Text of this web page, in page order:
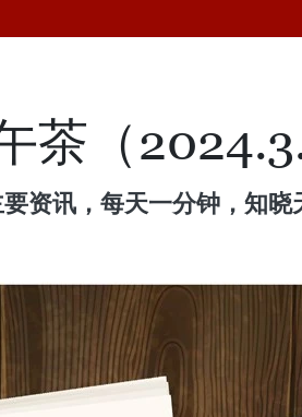
茶（
资讯，每天一分钟，知晓